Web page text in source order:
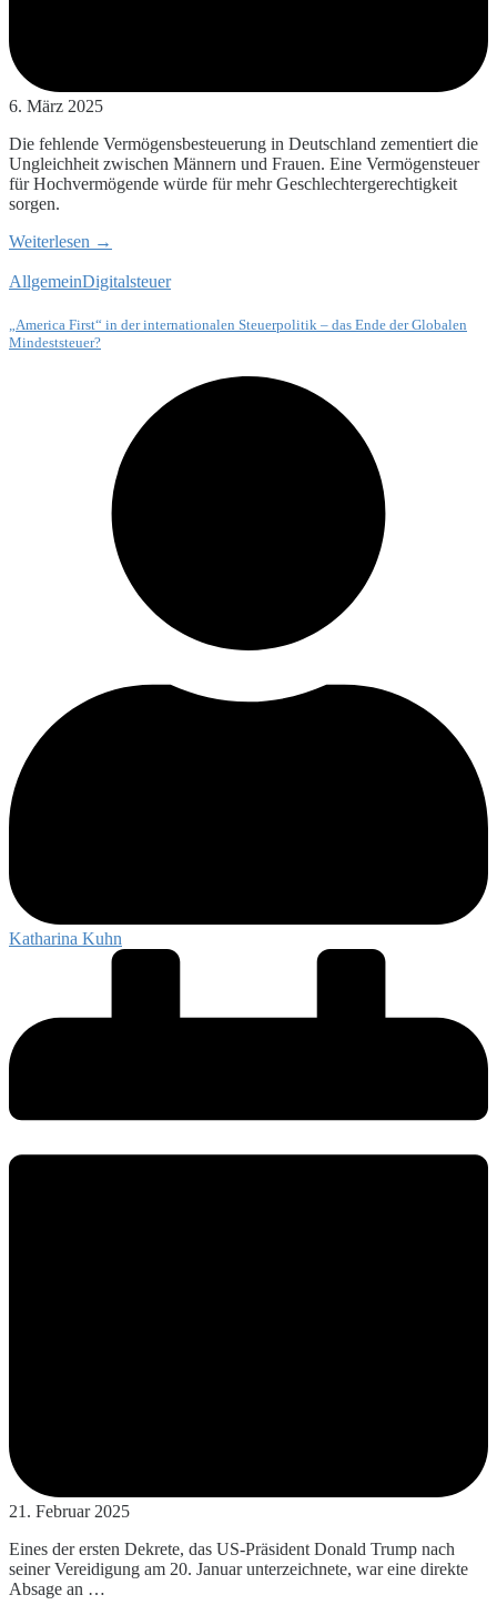
6. März 2025
Die fehlende Vermögensbesteuerung in Deutschland zementiert die
Ungleichheit zwischen Männern und Frauen. Eine Vermögensteuer
für Hochvermögende würde für mehr Geschlechtergerechtigkeit
sorgen.
Weiterlesen →
AllgemeinDigitalsteuer
„America First“ in der internationalen Steuerpolitik – das Ende der Globalen
Mindeststeuer?
Katharina Kuhn
21. Februar 2025
Eines der ersten Dekrete, das US-Präsident Donald Trump nach
seiner Vereidigung am 20. Januar unterzeichnete, war eine direkte
Absage an …